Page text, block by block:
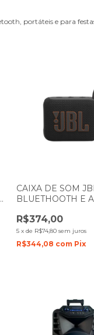
portáteis e para
CAIXA DE SOM
BLUETHOOTH E
R$374,00
5 x de R$74,80 sem juros
R$344,08 com Pix